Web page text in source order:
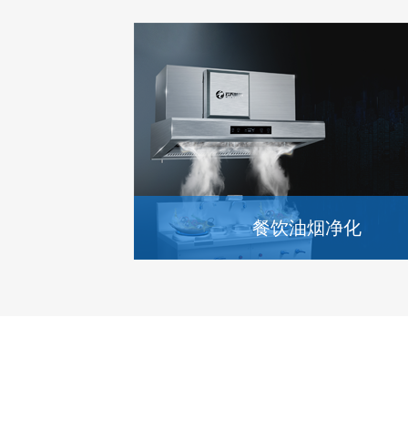
餐饮油烟净化